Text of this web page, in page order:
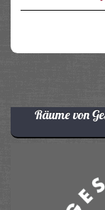
Räume von